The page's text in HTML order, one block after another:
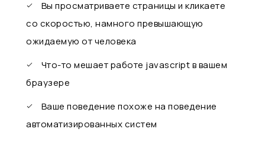
Вы просматриваете страницы и кликаете
со скоростью, намного превышающую
ожидаемую от человека
Что-то мешает работе javascript в вашем
браузере
Ваше поведение похоже на поведение
автоматизированных систем